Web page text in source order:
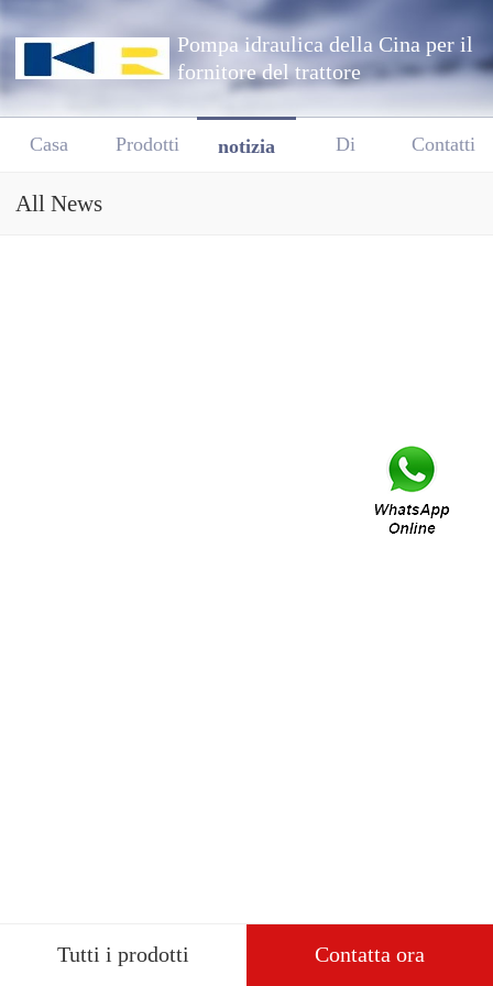
Pompa idraulica della Cina per il
fornitore del trattore
Casa Prodotti notizia Di Contatti
All News
Tutti i prodotti Contatta ora